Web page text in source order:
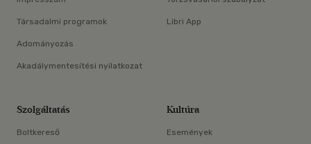
Társadalmi programok
Adományozás
Akadálymentesítési nyilatkozat
Libri App
Szolgáltatás
Boltkereső
Kultúra
Események